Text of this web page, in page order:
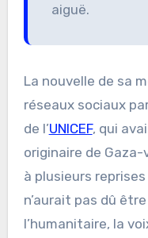
aiguë.
La nouvelle de sa
réseaux sociaux
de l’UNICEF, qui
originaire de Gaza-
à plusieurs reprises
n’aurait pas dû
l’humanitaire, la